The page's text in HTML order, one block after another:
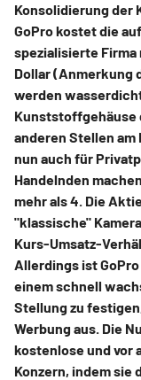
Konsolidierung der
GoPro kostet die
spezialisierte Firma
Dollar (Anmerkung
werden
Kunststoffgehäuse
anderen Stellen am
nun auch für
Handelnden
mehr als 4. Die
"klassische"
Kurs-Umsatz-
Allerdings ist
einem schnell
Stellung zu
Werbung aus. Die
kostenlose und vor
Konzern, indem sie